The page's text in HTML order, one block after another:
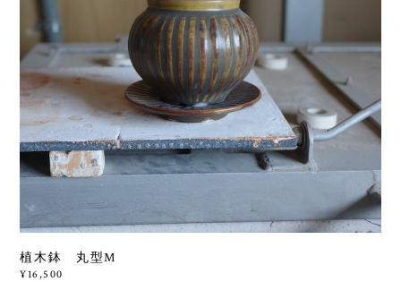
植木鉢 丸型M
¥16,500